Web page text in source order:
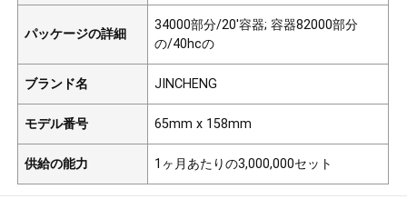
パッケージの詳細
34000部分/20'容器; 容器82000部分
の/40hcの
ブランド名 JINCHENG
モデル番号 65mm x 158mm
供給の能力 1ヶ月あたりの3,000,000セット